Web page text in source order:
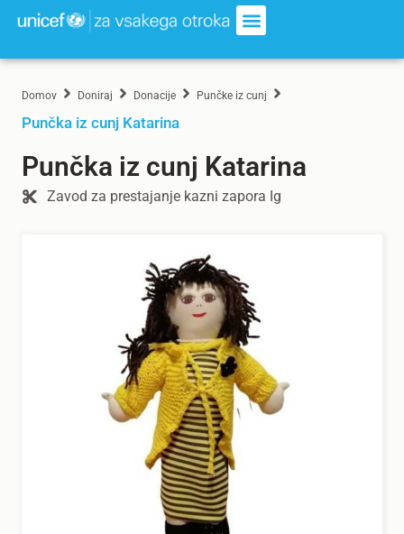
Domov Doniraj Donacije Punčke iz cunj
Punčka iz cunj Katarina
Punčka iz cunj Katarina
Zavod za prestajanje kazni zapora Ig